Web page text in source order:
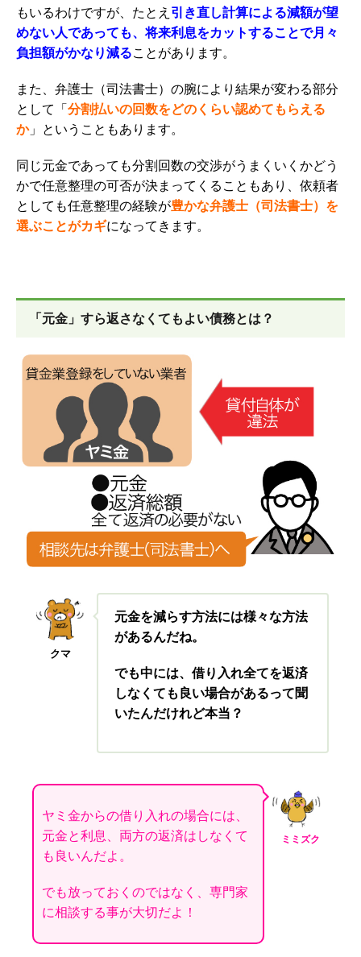
もいるわけですが、たとえ 引き直し計算による減額が望
めない人であっても、将来利息をカットすることで月々
負担額がかなり減ることがあります。
また、弁護士（司法書士）の腕により結果が変わる部分
として「 分割払いの回数をどのくらい認めてもらえる
か」ということもあります。
同じ元金であっても分割回数の交渉がうまくいくかどう
かで任意整理の可否が決まってくることもあり、依頼者
としても任意整理の経験が豊かな弁護士（司法書士）を
選ぶことがカギになってきます。
「元金」すら返さなくてもよい債務とは？
クマ
元金を減らす方法には様々な方法
があるんだね。
でも中には、借り入れ全てを返済
しなくても良い場合があるって聞
いたんだけれど本当？
ミミズク
ヤミ金からの借り入れの場合には、
元金と利息、両方の返済はしなくて
も良いんだよ。
でも放っておくのではなく、専門家
に相談する事が大切だよ！